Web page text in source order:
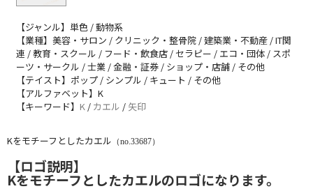
【ジャンル】単色 / 動物系
【業種】美容・サロン / クリニック・整骨院 / 建築業・不動産 / IT関
連 / 教育・スクール / フード・飲食店 / セラピー / エコ・団体 / スポ
ーツ・サークル / 士業 / 金融・証券 / ショップ・店舗 / その他
【テイスト】ポップ / シンプル / キュート / その他
【アルファベット】K
【キーワード】 K / カエル / 矢印
Kをモチーフとしたカエル （no.33687）
【ロゴ説明】
Kをモチーフとしたカエルのロゴになります。